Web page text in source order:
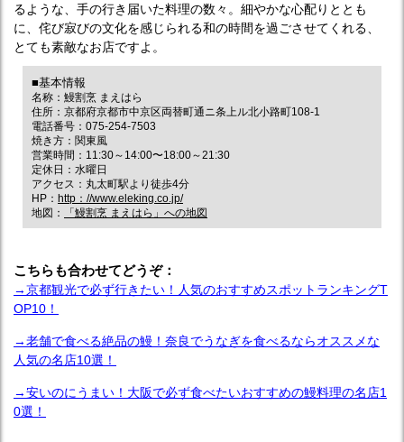
るような、手の行き届いた料理の数々。細やかな心配りととも
に、侘び寂びの文化を感じられる和の時間を過ごさせてくれる、
とても素敵なお店ですよ。
■基本情報
名称：鰻割烹 まえはら
住所：京都府京都市中京区両替町通ニ条上ル北小路町108-1
電話番号：075-254-7503
焼き方：関東風
営業時間：11:30～14:00〜18:00～21:30
定休日：水曜日
アクセス：丸太町駅より徒歩4分
HP： http：//www.eleking.co.jp/
地図：
「鰻割烹 まえはら」への地図
こちらも合わせてどうぞ：
→京都観光で必ず行きたい！人気のおすすめスポットランキングT
OP10！
→老舗で食べる絶品の鰻！奈良でうなぎを食べるならオススメな
人気の名店10選！
→安いのにうまい！大阪で必ず食べたいおすすめの鰻料理の名店1
0選！